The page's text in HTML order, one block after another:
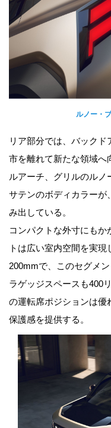
ルノー・
リア部分では、バック
市を離れて新たな領域へ
ルアーチ、グリルのル
サテンのボディカラーが
み出している。
コンパクトな外寸にも
トは広い室内空間を実
200mmで、このセグメ
ラゲッジスペースも400
の運転席ポジションは優
保護感を提供する。